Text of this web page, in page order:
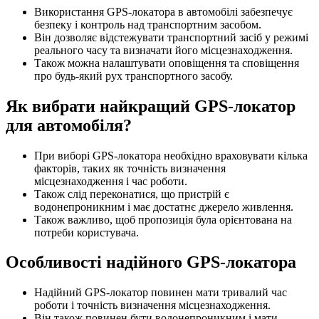
Використання GPS-локатора в автомобілі забезпечує
безпеку і контроль над транспортним засобом.
Він дозволяє відстежувати транспортний засіб у режимі
реального часу та визначати його місцезнаходження.
Також можна налаштувати оповіщення та сповіщення
про будь-який рух транспортного засобу.
Як вибрати найкращий GPS-локатор
для автомобіля?
При виборі GPS-локатора необхідно враховувати кілька
факторів, таких як точність визначення
місцезнаходження і час роботи.
Також слід переконатися, що пристрій є
водонепроникним і має достатнє джерело живлення.
Також важливо, щоб пропозиція була орієнтована на
потреби користувача.
Особливості надійного GPS-локатора
Надійний GPS-локатор повинен мати тривалий час
роботи і точність визначення місцезнаходження.